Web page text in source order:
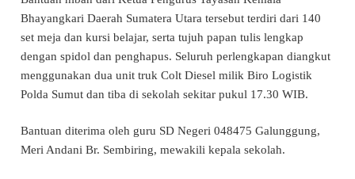
Bhayangkari Daerah Sumatera Utara tersebut terdiri dari 140
set meja dan kursi belajar, serta tujuh papan tulis lengkap
dengan spidol dan penghapus. Seluruh perlengkapan diangkut
menggunakan dua unit truk Colt Diesel milik Biro Logistik
Polda Sumut dan tiba di sekolah sekitar pukul 17.30 WIB.
Bantuan diterima oleh guru SD Negeri 048475 Galunggung,
Meri Andani Br. Sembiring, mewakili kepala sekolah.